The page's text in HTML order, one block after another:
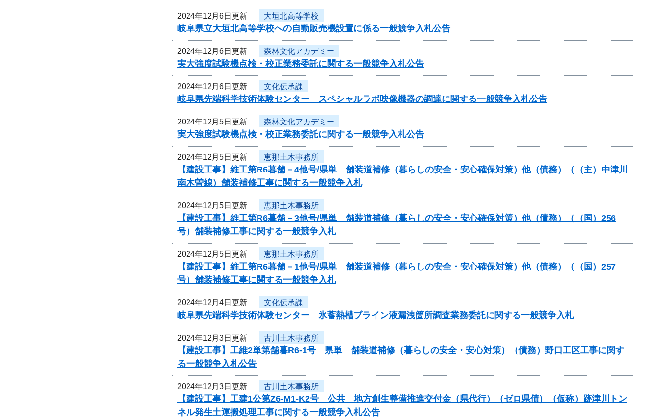
2024年12月6日更新 大垣北高等学校
岐阜県立大垣北高等学校への自動販売機設置に係る一般競争入札公告
2024年12月6日更新 森林文化アカデミー
実大強度試験機点検・校正業務委託に関する一般競争入札公告
2024年12月6日更新 文化伝承課
岐阜県先端科学技術体験センター スペシャルラボ映像機器の調達に関する一般競争入札公告
2024年12月5日更新 森林文化アカデミー
実大強度試験機点検・校正業務委託に関する一般競争入札公告
2024年12月5日更新 恵那土木事務所
【建設工事】維工第R6暮舗－4他号/県単 舗装道補修（暮らしの安全・安心確保対策）他（債務）（（主）中津川
南木曽線）舗装補修工事に関する一般競争入札
2024年12月5日更新 恵那土木事務所
【建設工事】維工第R6暮舗－3他号/県単 舗装道補修（暮らしの安全・安心確保対策）他（債務）（（国）256
号）舗装補修工事に関する一般競争入札
2024年12月5日更新 恵那土木事務所
【建設工事】維工第R6暮舗－1他号/県単 舗装道補修（暮らしの安全・安心確保対策）他（債務）（（国）257
号）舗装補修工事に関する一般競争入札
2024年12月4日更新 文化伝承課
岐阜県先端科学技術体験センター 氷蓄熱槽ブライン液漏洩箇所調査業務委託に関する一般競争入札
2024年12月3日更新 古川土木事務所
【建設工事】工維2単第舗暮R6-1号 県単 舗装道補修（暮らしの安全・安心対策）（債務）野口工区工事に関す
る一般競争入札公告
2024年12月3日更新 古川土木事務所
【建設工事】工建1公第Z6-M1-K2号 公共 地方創生整備推進交付金（県代行）（ゼロ県債）（仮称）跡津川トン
ネル発生土運搬処理工事に関する一般競争入札公告